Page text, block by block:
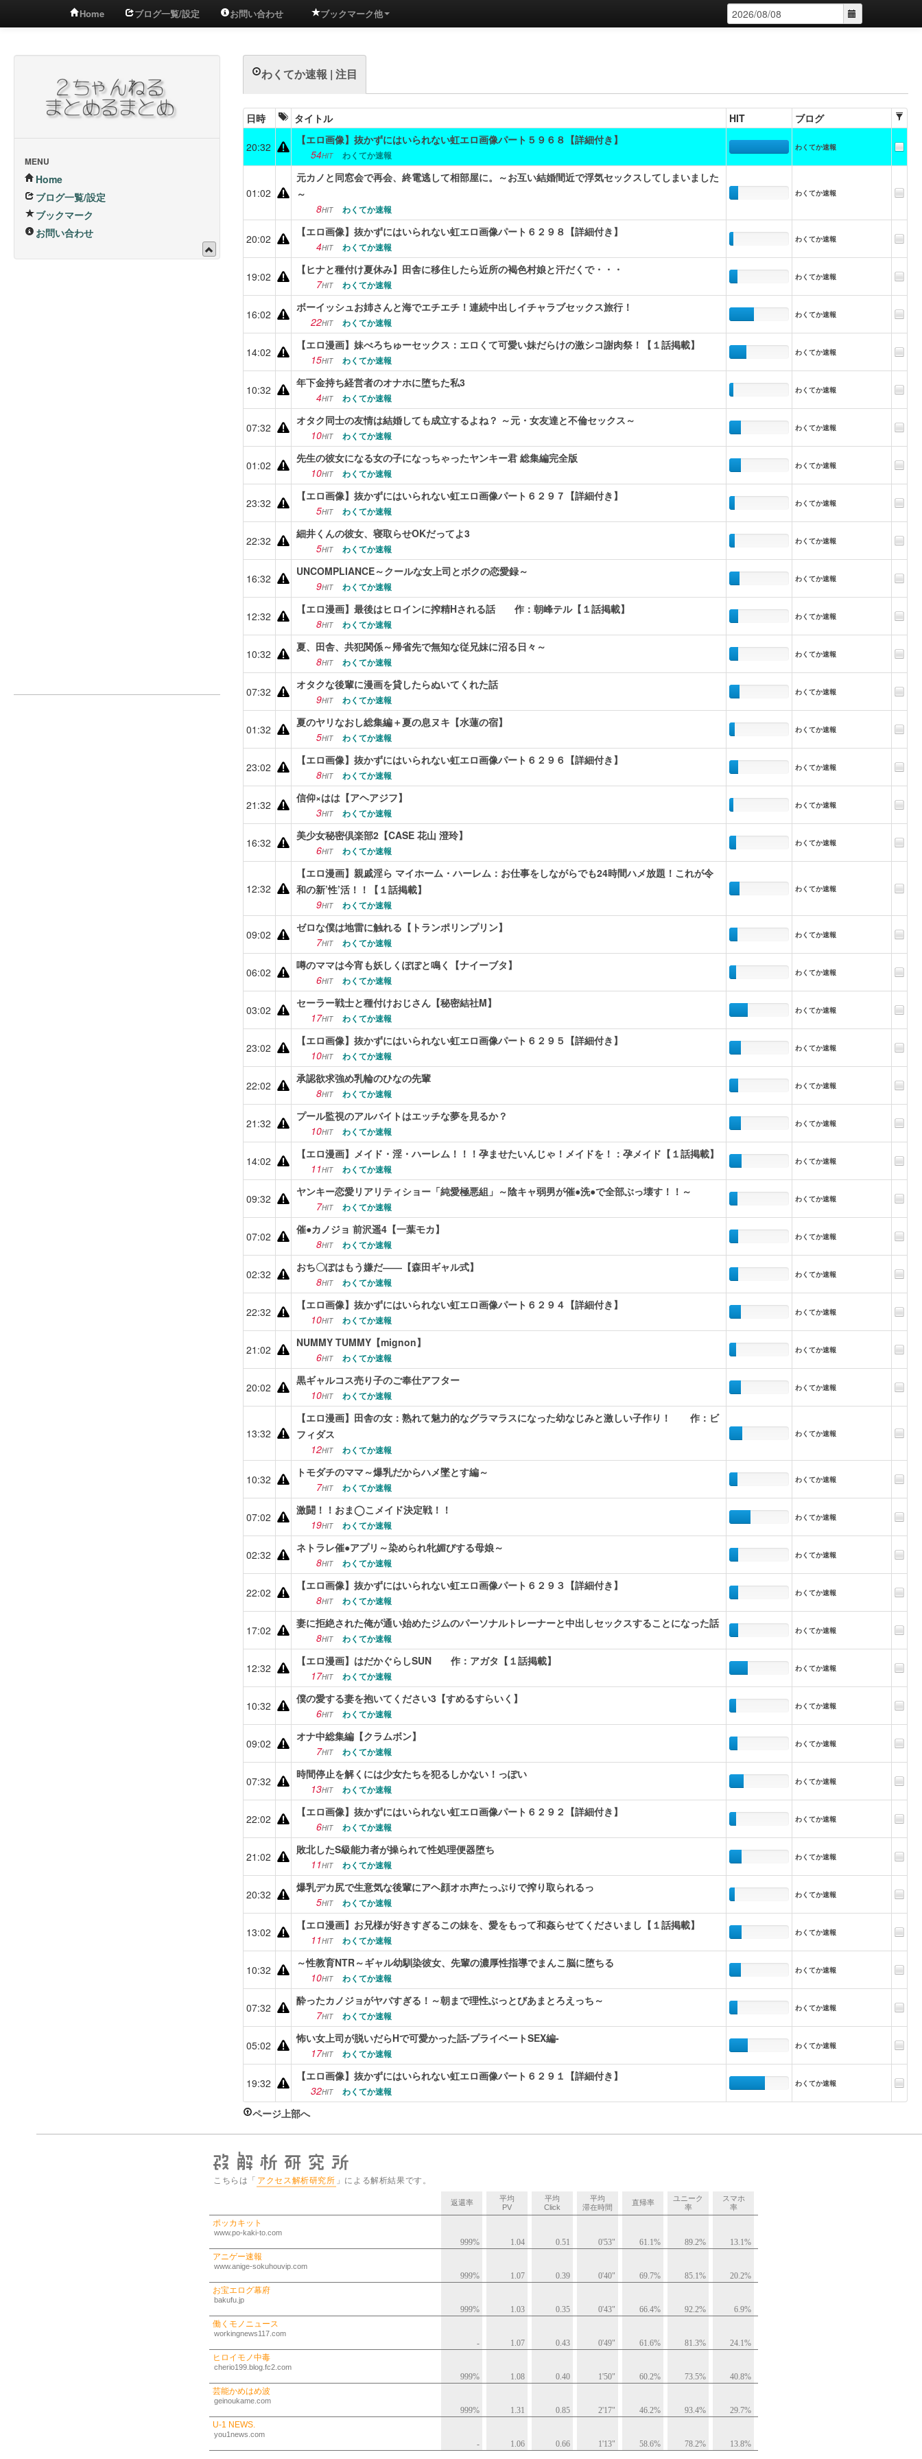
Home ブログ一覧/設定 お問い合わせ ブックマーク他
MENU
Home
ブログ一覧/設定
ブックマーク
お問い合わせ
わくてか速報 | 注目
日時 タイトル HIT ブログ
20:32
【エロ画像】抜かずにはいられない虹エロ画像パート５９６８【詳細付き】
54HIT わくてか速報
わくてか速報
01:02
元カノと同窓会で再会、終電逃して相部屋に。～お互い結婚間近で浮気セックスしてしまいました
～
8HIT わくてか速報
わくてか速報
20:02
【エロ画像】抜かずにはいられない虹エロ画像パート６２９８【詳細付き】
4HIT わくてか速報
わくてか速報
19:02
【ヒナと種付け夏休み】田舎に移住したら近所の褐色村娘と汗だくで・・・
7HIT わくてか速報
わくてか速報
16:02
ボーイッシュお姉さんと海でエチエチ！連続中出しイチャラブセックス旅行！
22HIT わくてか速報
わくてか速報
14:02
【エロ漫画】妹べろちゅーセックス：エロくて可愛い妹だらけの激シコ謝肉祭！【１話掲載】
15HIT わくてか速報
わくてか速報
10:32
年下金持ち経営者のオナホに堕ちた私3
4HIT わくてか速報
わくてか速報
07:32
オタク同士の友情は結婚しても成立するよね？ ～元・女友達と不倫セックス～
10HIT わくてか速報
わくてか速報
01:02
先生の彼女になる女の子になっちゃったヤンキー君 総集編完全版
10HIT わくてか速報
わくてか速報
23:32
【エロ画像】抜かずにはいられない虹エロ画像パート６２９７【詳細付き】
5HIT わくてか速報
わくてか速報
22:32
細井くんの彼女、寝取らせOKだってよ3
5HIT わくてか速報
わくてか速報
16:32
UNCOMPLIANCE～クールな女上司とボクの恋愛録～
9HIT わくてか速報
わくてか速報
12:32
【エロ漫画】最後はヒロインに搾精Hされる話 作：朝峰テル【１話掲載】
8HIT わくてか速報
わくてか速報
10:32
夏、田舎、共犯関係～帰省先で無知な従兄妹に沼る日々～
8HIT わくてか速報
わくてか速報
07:32
オタクな後輩に漫画を貸したらぬいてくれた話
9HIT わくてか速報
わくてか速報
01:32
夏のヤリなおし総集編＋夏の息ヌキ【水蓮の宿】
5HIT わくてか速報
わくてか速報
23:02
【エロ画像】抜かずにはいられない虹エロ画像パート６２９６【詳細付き】
8HIT わくてか速報
わくてか速報
21:32
信仰×はは【アヘアジフ】
3HIT わくてか速報
わくてか速報
16:32
美少女秘密倶楽部2【CASE 花山 澄玲】
6HIT わくてか速報
わくてか速報
12:32
【エロ漫画】親戚淫ら マイホーム・ハーレム：お仕事をしながらでも24時間ハメ放題！これが令
和の新’性’活！！【１話掲載】
9HIT わくてか速報
わくてか速報
09:02
ゼロな僕は地雷に触れる【トランポリンプリン】
7HIT わくてか速報
わくてか速報
06:02
噂のママは今宵も妖しくぽぽと鳴く【ナイーブタ】
6HIT わくてか速報
わくてか速報
03:02
セーラー戦士と種付けおじさん【秘密結社M】
17HIT わくてか速報
わくてか速報
23:02
【エロ画像】抜かずにはいられない虹エロ画像パート６２９５【詳細付き】
10HIT わくてか速報
わくてか速報
22:02
承認欲求強め乳輪のひなの先輩
8HIT わくてか速報
わくてか速報
21:32
プール監視のアルバイトはエッチな夢を見るか？
10HIT わくてか速報
わくてか速報
14:02
【エロ漫画】メイド・淫・ハーレム！！！孕ませたいんじゃ！メイドを！：孕メイド【１話掲載】
11HIT わくてか速報
わくてか速報
09:32
ヤンキー恋愛リアリティショー「純愛極悪組」～陰キャ弱男が催●洗●で全部ぶっ壊す！！～
7HIT わくてか速報
わくてか速報
07:02
催●カノジョ 前沢遥4【一葉モカ】
8HIT わくてか速報
わくてか速報
02:32
おち〇ぽはもう嫌だ――【森田ギャル式】
8HIT わくてか速報
わくてか速報
22:32
【エロ画像】抜かずにはいられない虹エロ画像パート６２９４【詳細付き】
10HIT わくてか速報
わくてか速報
21:02
NUMMY TUMMY【mignon】
6HIT わくてか速報
わくてか速報
20:02
黒ギャルコス売り子のご奉仕アフター
10HIT わくてか速報
わくてか速報
13:32
【エロ漫画】田舎の女：熟れて魅力的なグラマラスになった幼なじみと激しい子作り！ 作：ビ
フィダス
12HIT わくてか速報
わくてか速報
10:32
トモダチのママ～爆乳だからハメ墜とす編～
7HIT わくてか速報
わくてか速報
07:02
激闘！！おま◯こメイド決定戦！！
19HIT わくてか速報
わくてか速報
02:32
ネトラレ催●アプリ～染められ牝媚びする母娘～
8HIT わくてか速報
わくてか速報
22:02
【エロ画像】抜かずにはいられない虹エロ画像パート６２９３【詳細付き】
8HIT わくてか速報
わくてか速報
17:02
妻に拒絶された俺が通い始めたジムのパーソナルトレーナーと中出しセックスすることになった話
8HIT わくてか速報
わくてか速報
12:32
【エロ漫画】はだかぐらしSUN 作：アガタ【１話掲載】
17HIT わくてか速報
わくてか速報
10:32
僕の愛する妻を抱いてください3【すめるすらいく】
6HIT わくてか速報
わくてか速報
09:02
オナ中総集編【クラムボン】
7HIT わくてか速報
わくてか速報
07:32
時間停止を解くには少女たちを犯るしかない！っぽい
13HIT わくてか速報
わくてか速報
22:02
【エロ画像】抜かずにはいられない虹エロ画像パート６２９２【詳細付き】
6HIT わくてか速報
わくてか速報
21:02
敗北したS級能力者が操られて性処理便器堕ち
11HIT わくてか速報
わくてか速報
20:32
爆乳デカ尻で生意気な後輩にアヘ顔オホ声たっぷりで搾り取られるっ
5HIT わくてか速報
わくてか速報
13:02
【エロ漫画】お兄様が好きすぎるこの妹を、愛をもって和姦らせてくださいまし【１話掲載】
11HIT わくてか速報
わくてか速報
10:32
～性教育NTR～ギャル幼馴染彼女、先輩の濃厚性指導でまんこ脳に堕ちる
10HIT わくてか速報
わくてか速報
07:32
酔ったカノジョがヤバすぎる！～朝まで理性ぶっとびあまとろえっち～
7HIT わくてか速報
わくてか速報
05:02
怖い女上司が脱いだらHで可愛かった話-プライベートSEX編-
17HIT わくてか速報
わくてか速報
19:32
【エロ画像】抜かずにはいられない虹エロ画像パート６２９１【詳細付き】
32HIT わくてか速報
わくてか速報
ページ上部へ